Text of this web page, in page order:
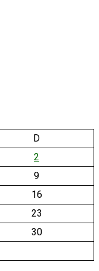
D
2
9
16
23
30